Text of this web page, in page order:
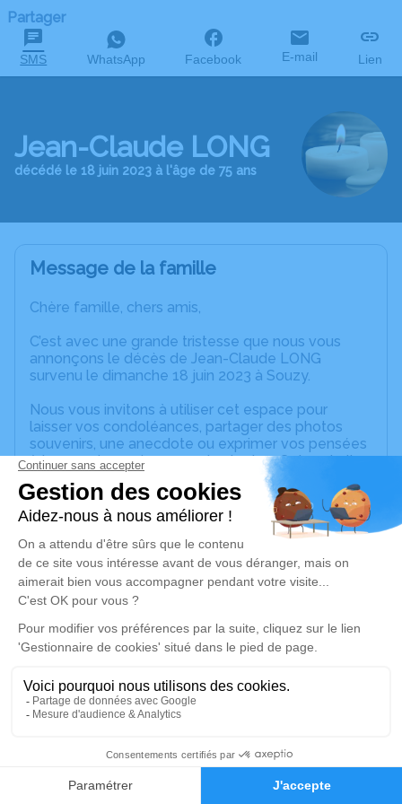
Faire-part Hommages
Partager
SMS WhatsApp Facebook E-mail Lien
Jean-Claude LONG
décédé le 18 juin 2023 à l'âge de 75 ans
Message de la famille
Chère famille, chers amis,
C’est avec une grande tristesse que nous vous
annonçons le décès de Jean-Claude LONG
survenu le dimanche 18 juin 2023 à Souzy.
Nous vous invitons à utiliser cet espace pour
laisser vos condoléances, partager des photos
souvenirs, une anecdote ou exprimer vos pensées
à travers des poèmes ou des textes. Cet endroit
est un lieu d'expression dédié à honorer la
mémoire de Jean-Claude LONG.
Un service de plantation d’arbre hommage est
disponible ici.
Crémation
Crématorium de Roanne
Boulevard Maréchal Joffre
Je rends hommage